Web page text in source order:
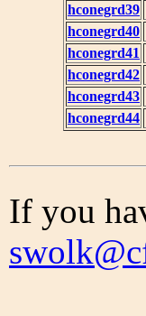
hconegrd39
hconegrd40
hconegrd41
hconegrd42
hconegrd43
hconegrd44
If you